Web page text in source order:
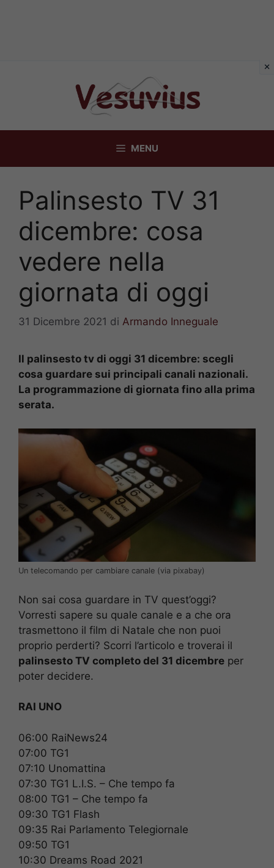
MENU
Palinsesto TV 31
dicembre: cosa
vedere nella
giornata di oggi
31 Dicembre 2021 di Armando Inneguale
Il palinsesto tv di oggi 31 dicembre: scegli
cosa guardare sui principali canali nazionali.
La programmazione di giornata fino alla prima
serata.
Un telecomando per cambiare canale (via pixabay)
Non sai cosa guardare in TV quest’oggi?
Vorresti sapere su quale canale e a che ora
trasmettono il film di Natale che non puoi
proprio perderti? Scorri l’articolo e troverai il
palinsesto TV completo del 31 dicembre per
poter decidere.
RAI UNO
06:00 RaiNews24
07:00 TG1
07:10 Unomattina
07:30 TG1 L.I.S. – Che tempo fa
08:00 TG1 – Che tempo fa
09:30 TG1 Flash
09:35 Rai Parlamento Telegiornale
09:50 TG1
10:30 Dreams Road 2021